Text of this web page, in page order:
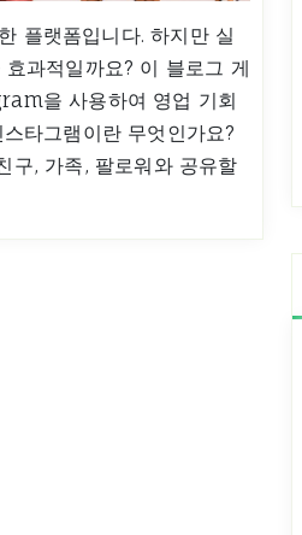
플랫폼입니다. 하지만 실
과적일까요? 이 블로그 게
을 사용하여 영업 기회
타그램이란 무엇인가요?
구, 가족, 팔로워와 공유할